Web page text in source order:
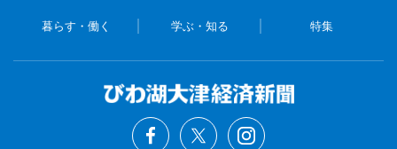
暮らす・働く 学ぶ・知る 特集